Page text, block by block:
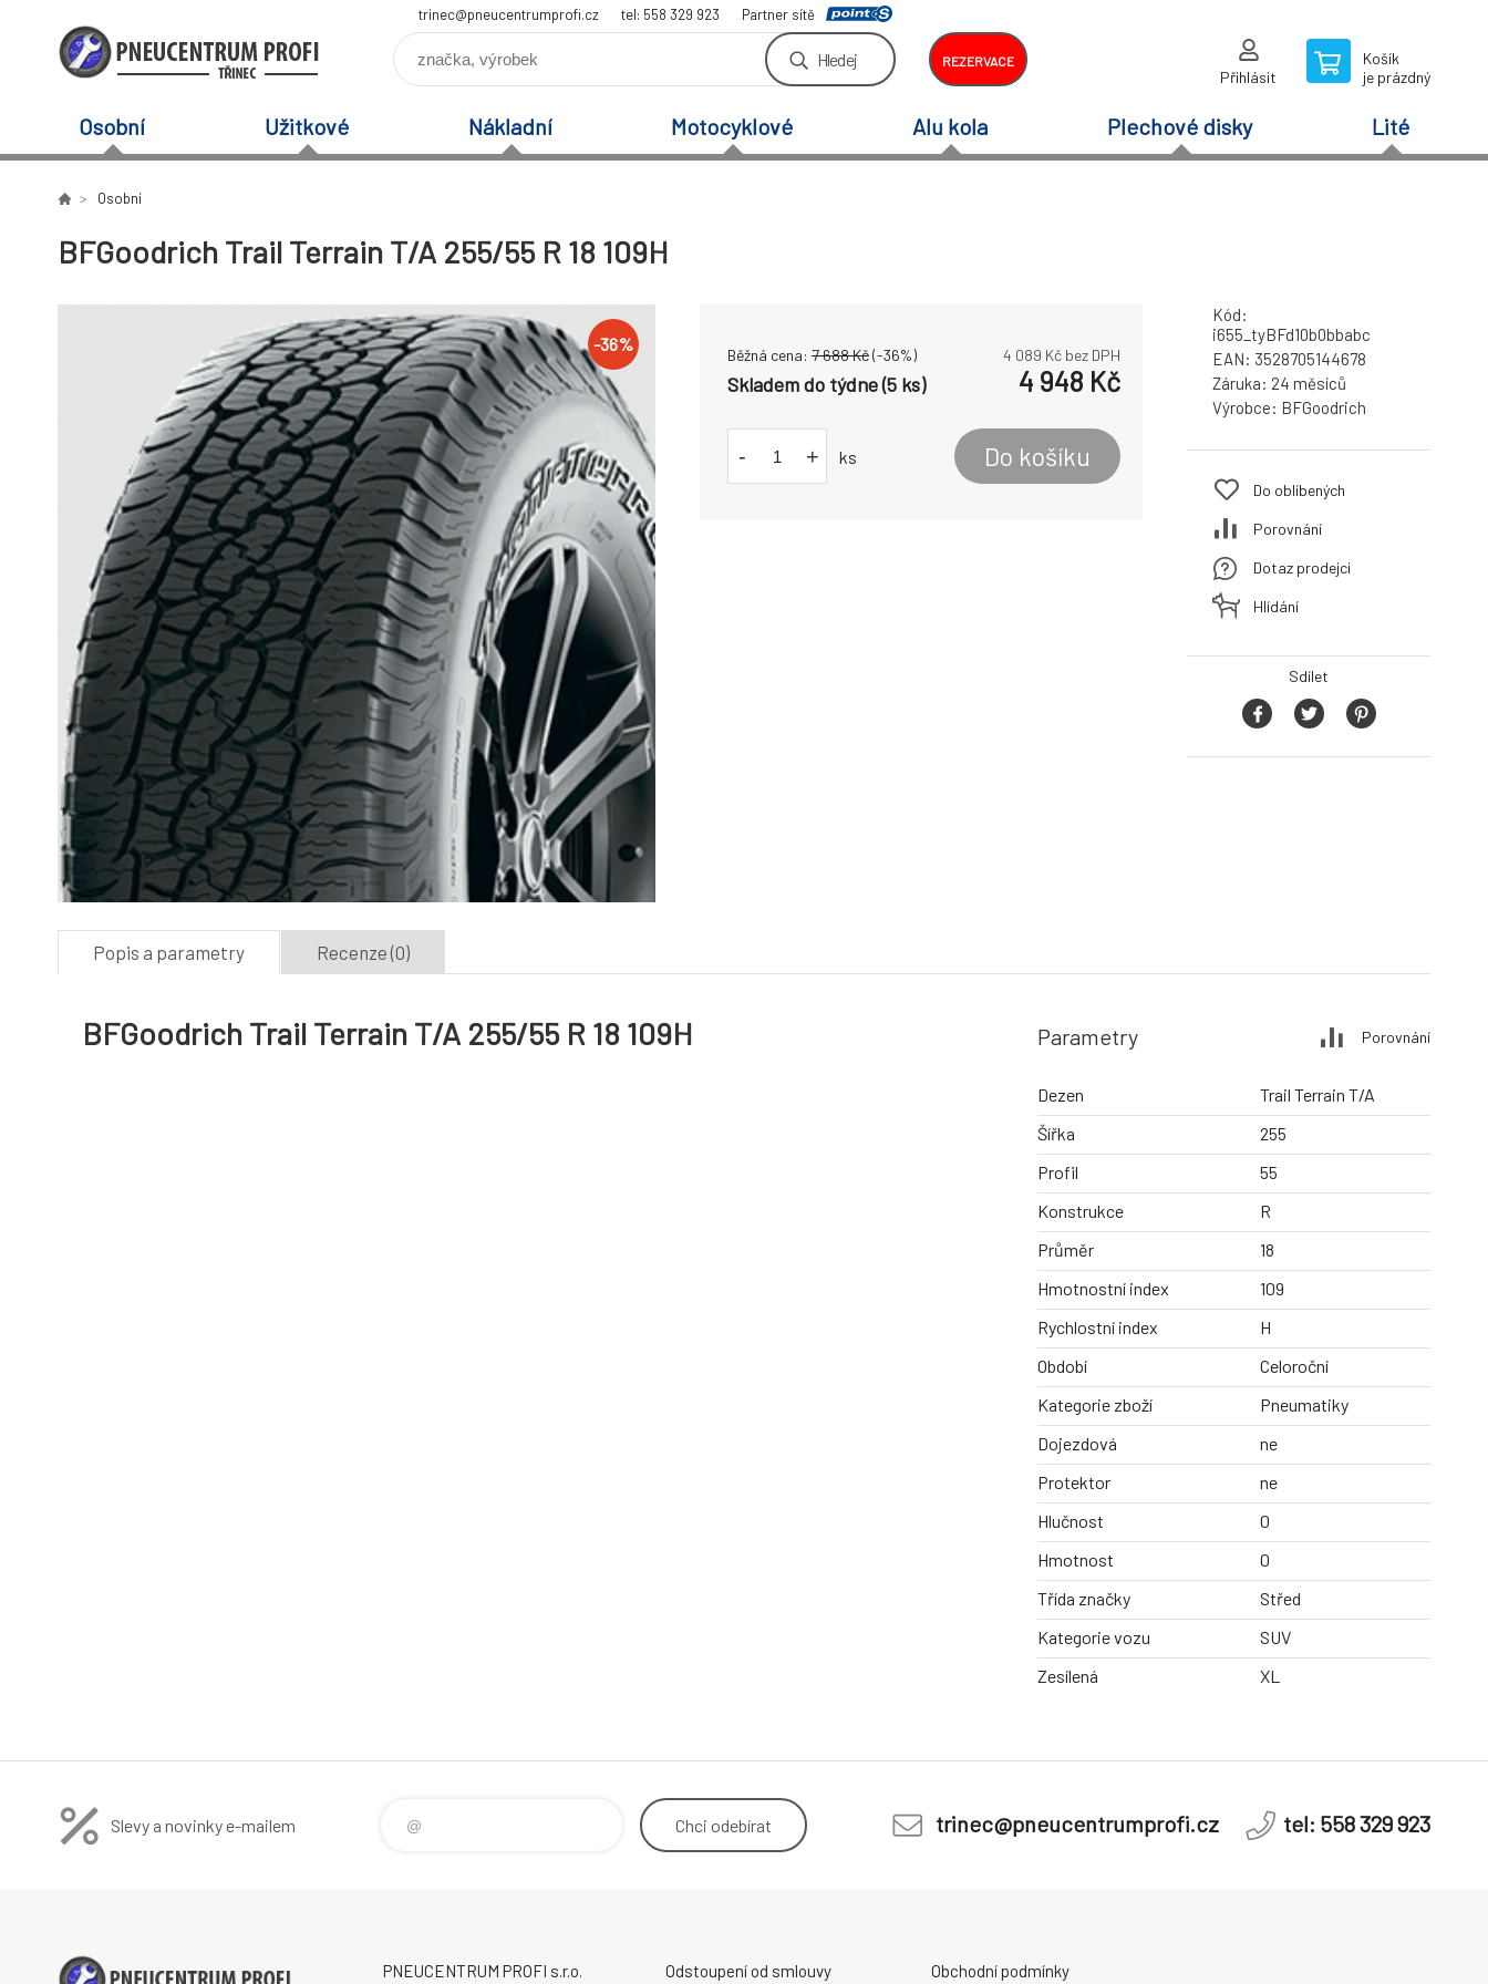
trinec@pneucentrumprofi.cz tel: 558 329 923 Partner sítě
Hledej REZERVACE
Přihlásit
Košík
je prázdný
Osobní Užitkové Nákladní Motocyklové Alu kola Plechové disky Lité
Osobní
BFGoodrich Trail Terrain T/A 255/55 R 18 109H
-36%
Běžná cena: 7 688Kč(-36%) 4 089 Kč bez DPH
Skladem do týdne (5 ks) 4 948 Kč
- + ks Do košíku
Kód:
i655_tyBFd10b0bbabc
EAN: 3528705144678
Záruka: 24 měsíců
Výrobce: BFGoodrich
Do oblíbených
Porovnání
Dotaz prodejci
Hlídání
Sdílet
Popis a parametry Recenze (0)
BFGoodrich Trail Terrain T/A 255/55 R 18 109H Parametry Porovnání
Dezen
Trail Terrain T/A
Šířka
255
Profil
55
Konstrukce
R
Průměr
18
Hmotnostní index
109
Rychlostní index
H
Období
Celoroční
Kategorie zboží
Pneumatiky
Dojezdová
ne
Protektor
ne
Hlučnost
0
Hmotnost
0
Třída značky
Střed
Kategorie vozu
SUV
Zesílená
XL
Slevy a novinky e-mailem Chci odebírat trinec@pneucentrumprofi.cz tel: 558 329 923
PNEUCENTRUM PROFI s.r.o. Odstoupení od smlouvy Obchodní podmínky